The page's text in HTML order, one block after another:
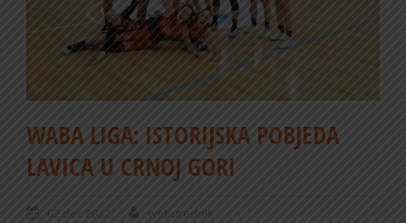
WABA LIGA: ISTORIJSKA POBJEDA
LAVICA U CRNOJ GORI
02 dec 2022 weburednik